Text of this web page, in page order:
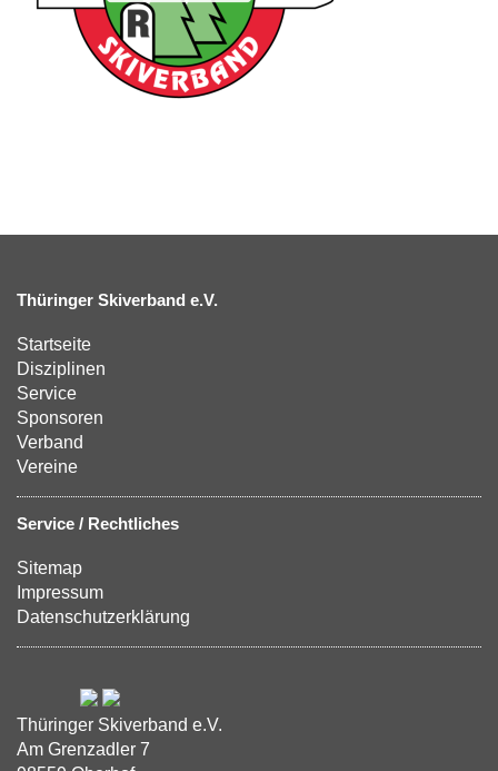
Thüringer Skiverband e.V.
Startseite
Disziplinen
Service
Sponsoren
Verband
Vereine
Service / Rechtliches
Sitemap
Impressum
Datenschutzerklärung
Thüringer Skiverband e.V.
Am Grenzadler 7